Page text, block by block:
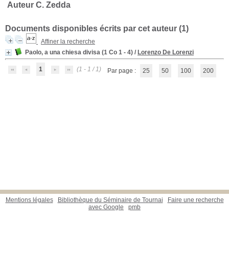
Auteur C. Zedda
Documents disponibles écrits par cet auteur (1)
Affiner la recherche
Paolo, a una chiesa divisa (1 Co 1 - 4) / Lorenzo De Lorenzi
1 (1 - 1 / 1) Par page : 25 50 100 200
Mentions légales Bibliothèque du Séminaire de Tournai
Faire une recherche
avec Google
pmb